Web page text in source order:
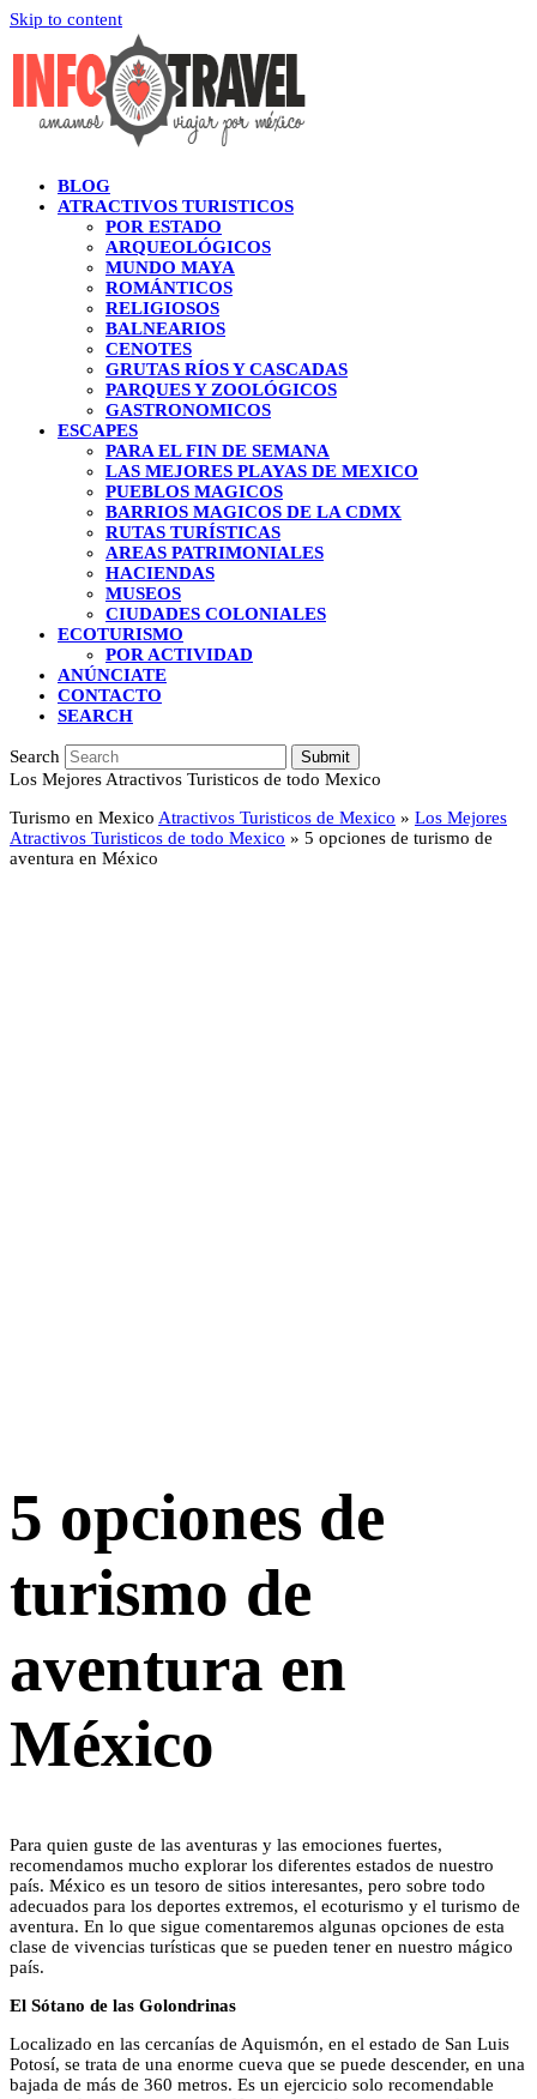
Skip to content
BLOG
ATRACTIVOS TURISTICOS
POR ESTADO
ARQUEOLÓGICOS
MUNDO MAYA
ROMÁNTICOS
RELIGIOSOS
BALNEARIOS
CENOTES
GRUTAS RÍOS Y CASCADAS
PARQUES Y ZOOLÓGICOS
GASTRONOMICOS
ESCAPES
PARA EL FIN DE SEMANA
LAS MEJORES PLAYAS DE MEXICO
PUEBLOS MAGICOS
BARRIOS MAGICOS DE LA CDMX
RUTAS TURÍSTICAS
AREAS PATRIMONIALES
HACIENDAS
MUSEOS
CIUDADES COLONIALES
ECOTURISMO
POR ACTIVIDAD
ANÚNCIATE
CONTACTO
SEARCH
Search Submit
Los Mejores Atractivos Turisticos de todo Mexico
Turismo en Mexico Atractivos Turisticos de Mexico » Los Mejores
Atractivos Turisticos de todo Mexico » 5 opciones de turismo de
aventura en México
5 opciones de
turismo de
aventura en
México
Para quien guste de las aventuras y las emociones fuertes,
recomendamos mucho explorar los diferentes estados de nuestro
país. México es un tesoro de sitios interesantes, pero sobre todo
adecuados para los deportes extremos, el ecoturismo y el turismo de
aventura. En lo que sigue comentaremos algunas opciones de esta
clase de vivencias turísticas que se pueden tener en nuestro mágico
país.
El Sótano de las Golondrinas
Localizado en las cercanías de Aquismón, en el estado de San Luis
Potosí, se trata de una enorme cueva que se puede descender, en una
bajada de más de 360 metros. Es un ejercicio solo recomendable